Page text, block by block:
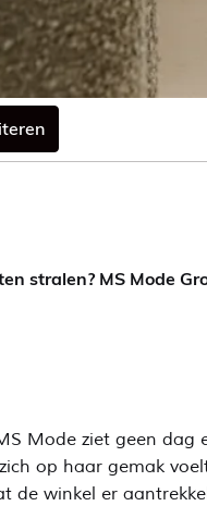
stralen? MS Mode
Mode ziet geen
op haar gemak
de winkel er